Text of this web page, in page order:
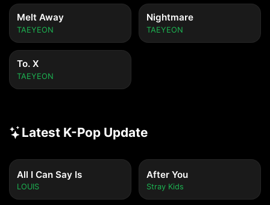
Melt Away
TAEYEON
Nightmare
TAEYEON
To. X
TAEYEON
Latest K-Pop Update
All I Can Say Is
LOUIS
After You
Stray Kids